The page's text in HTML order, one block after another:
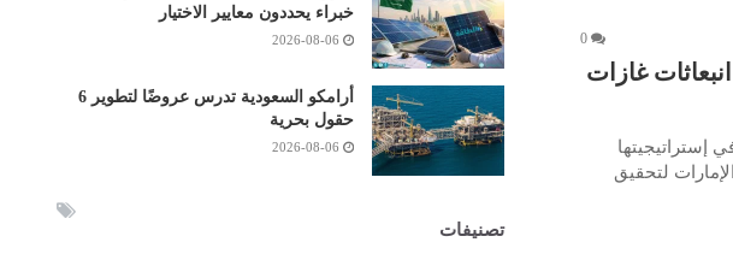
0
غازات
لتحقيق
خبراء يحددون معايير الاختيار
2026-08-06
أرامكو السعودية تدرس عروضًا لتطوير 6
حقول بحرية
2026-08-06
تصنيفات